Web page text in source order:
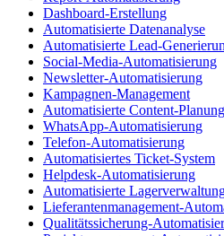
Dashboard-Erstellung
Automatisierte Datenanalyse
Automatisierte Lead-
Social-Media-Automatisierung
Newsletter-Automatisierung
Kampagnen-Management
Automatisierte Content-Planung
WhatsApp-Automatisierung
Telefon-Automatisierung
Automatisiertes Ticket-System
Helpdesk-Automatisierung
Automatisierte
Lieferantenmanagement-
Qualitätssicherung-